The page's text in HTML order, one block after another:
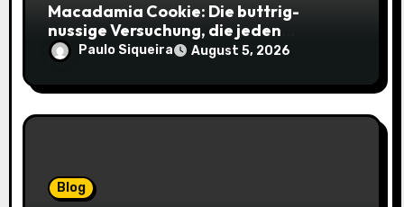
Macadamia Cookie: Die buttrig-
nussige Versuchung, die jeden
Keksliebhaber verführt
Paulo Siqueira August 5, 2026
Blog